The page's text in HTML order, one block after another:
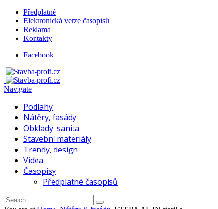
Předplatné
Elektronická verze časopisů
Reklama
Kontakty
Facebook
Navigate
Podlahy
Nátěry, fasády
Obklady, sanita
Stavební materiály
Trendy, design
Videa
Časopisy
Předplatné časopisů